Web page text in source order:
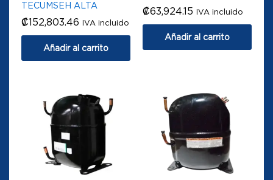
TECUMSEH ALTA
₡152,803.46 IVA incluido
Añadir al carrito
₡63,924.15 IVA incluido
Añadir al carrito